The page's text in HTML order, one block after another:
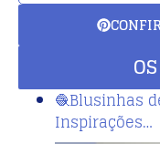
🧶Blusinhas
Inspirações…